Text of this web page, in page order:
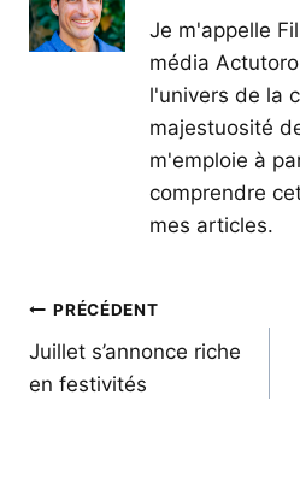
Je m'appelle
média
l'univers de la
majestuosité
m'emploie à
comprendre
mes articles.
Navigation
de
l’article
PRÉCÉDENT
Juillet s’annonce riche
en festivités